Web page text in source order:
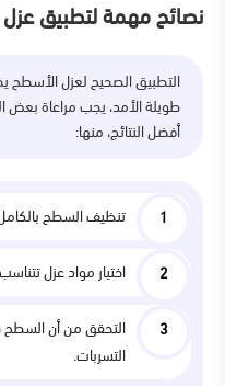
نصائح مهمة لتطبيق
التطبيق الصحيح لعزل الأسطح
طويلة الأمد، يجب مراعاة بعض
أفضل النتائج، منها:
تنظيف السطح بالكامل
اختيار مواد عزل
التحقق من أن السطح
التسربات.